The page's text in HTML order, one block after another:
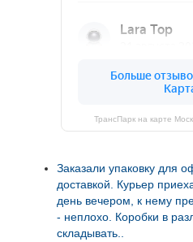
ТрансПарк на карте
Заказали упаковку для
доставкой. Курьер
день вечером, к нему
- неплохо. Коробки в
складывать..